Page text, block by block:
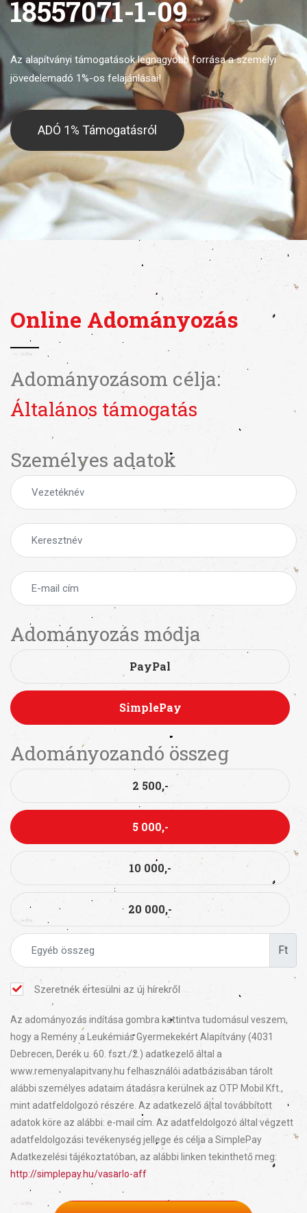
18557071-1-09
Az alapítványi támogatások legnagyobb forrásaa személyi
jövedelemadó 1%-os felajánlásai!
ADÓ 1% Támogatásról
Online Adományozás
Adományozásom célja:
Általános támogatás
Személyes adatok
Adományozás módja
PayPal
SimplePay
Adományozandó összeg
2 500,-
5 000,-
10 000,-
20 000,-
Ft
Szeretnék értesülni az új hírekről
Az adományozás indítása gombra kattintva tudomásul veszem,
hogy a Remény a Leukémiás Gyermekekért Alapítvány (4031
Debrecen, Derék u. 60. fszt./2.) adatkezelő által a
www.remenyalapitvany.hu felhasználói adatbázisában tárolt
alábbi személyes adataim átadásra kerülnek az OTP Mobil Kft.,
mint adatfeldolgozó részére. Az adatkezelő által továbbított
adatok köre az alábbi: e-mail cím. Az adatfeldolgozó által végzett
adatfeldolgozási tevékenység jellege és célja a SimplePay
Adatkezelési tájékoztatóban, az alábbi linken tekinthető meg:
http://simplepay.hu/vasarlo-aff